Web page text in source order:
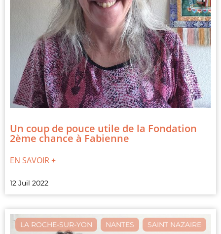
Un coup de pouce utile de la Fondation
2ème chance à Fabienne
EN SAVOIR +
12 Juil 2022
LA ROCHE-SUR-YON NANTES SAINT NAZAIRE